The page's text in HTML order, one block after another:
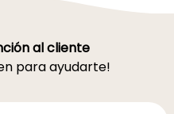
al cliente
para ayudarte!